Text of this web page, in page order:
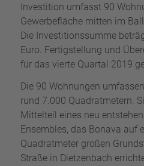
Investition umfasst 90
Gewerbefläche mitten im
Die Investitionssumme
Euro. Fertigstellung und
für das vierte Quartal 2019
Die 90 Wohnungen
rund 7.000 Quadratmetern.
Mittelteil eines neu
Ensembles, das Bonava auf
Quadratmeter großen
Straße in Dietzenbach